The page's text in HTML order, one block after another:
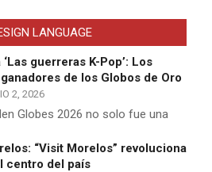
LANGUAGE
guerreras K-Pop’: Los
de los Globos de Oro
2, 2026
Globes 2026 no solo fue una
“Visit Morelos” revoluciona
centro del país